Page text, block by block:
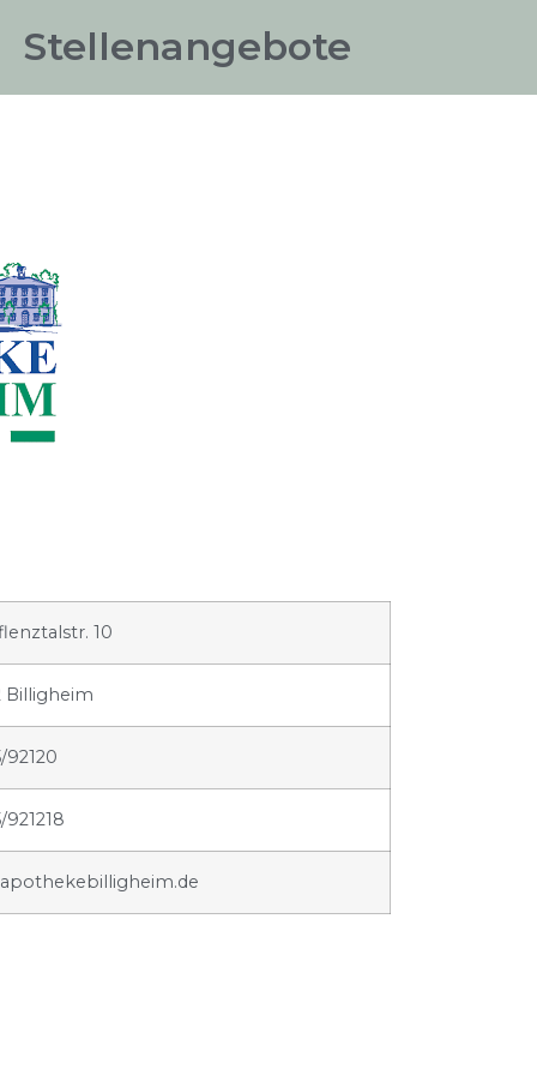
Stellenangebote
10
Billigheim
92120